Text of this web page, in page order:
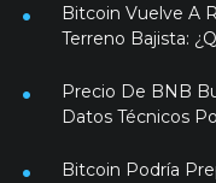
Bitcoin Vuelve A
Terreno Bajista:
Precio De BNB
Datos Técnicos
Bitcoin Podría